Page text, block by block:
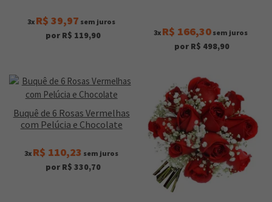
3x R$ 39,97 sem juros
por R$ 119,90 3x R$ 166,30sem juros
por R$ 498,90
Buquê de 6 Rosas Vermelhas
com Pelúcia e Chocolate
3x R$ 110,23 sem juros
por R$ 330,70